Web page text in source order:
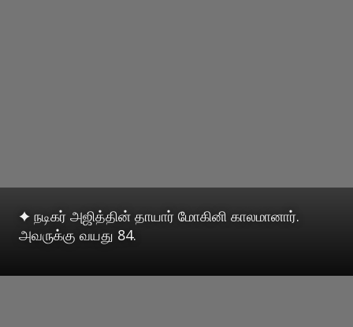
✦ நடிகர் அஜித்தின் தாயார் மோகினி காலமானார்.
அவருக்கு வயது 84.